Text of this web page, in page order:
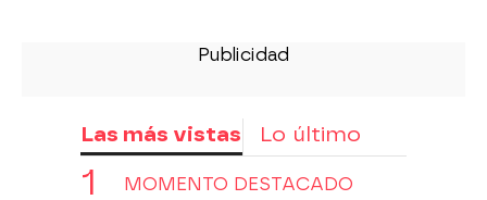
Las más vistas Lo último
MOMENTO DESTACADO